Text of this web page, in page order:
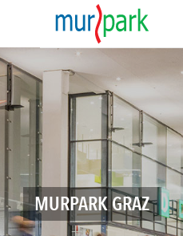
MURPARK GRAZ
PRESSEAUSSENDUNGEN
Center & Marken
Events
Services
MEDIAGALERIE